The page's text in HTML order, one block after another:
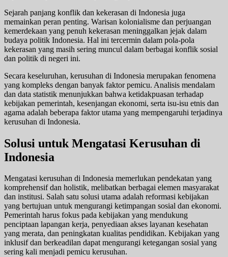
Sejarah panjang konflik dan kekerasan di Indonesia juga
memainkan peran penting. Warisan kolonialisme dan perjuangan
kemerdekaan yang penuh kekerasan meninggalkan jejak dalam
budaya politik Indonesia. Hal ini tercermin dalam pola-pola
kekerasan yang masih sering muncul dalam berbagai konflik sosial
dan politik di negeri ini.
Secara keseluruhan, kerusuhan di Indonesia merupakan fenomena
yang kompleks dengan banyak faktor pemicu. Analisis mendalam
dan data statistik menunjukkan bahwa ketidakpuasan terhadap
kebijakan pemerintah, kesenjangan ekonomi, serta isu-isu etnis dan
agama adalah beberapa faktor utama yang mempengaruhi terjadinya
kerusuhan di Indonesia.
Solusi untuk Mengatasi Kerusuhan di
Indonesia
Mengatasi kerusuhan di Indonesia memerlukan pendekatan yang
komprehensif dan holistik, melibatkan berbagai elemen masyarakat
dan institusi. Salah satu solusi utama adalah reformasi kebijakan
yang bertujuan untuk mengurangi ketimpangan sosial dan ekonomi.
Pemerintah harus fokus pada kebijakan yang mendukung
penciptaan lapangan kerja, penyediaan akses layanan kesehatan
yang merata, dan peningkatan kualitas pendidikan. Kebijakan yang
inklusif dan berkeadilan dapat mengurangi ketegangan sosial yang
sering kali menjadi pemicu kerusuhan.